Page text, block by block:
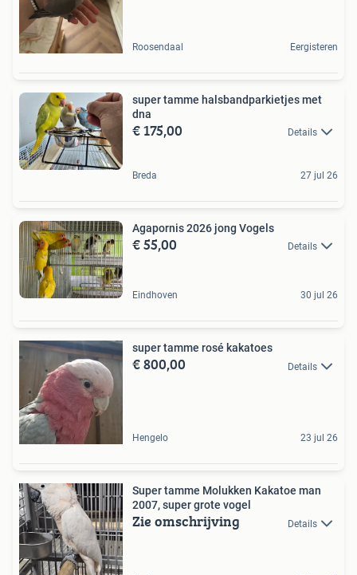
Roosendaal Eergisteren
super tamme halsbandparkietjes met
dna
€ 175,00 Details
Breda 27 jul 26
Agapornis 2026 jong Vogels
€ 55,00 Details
Eindhoven 30 jul 26
super tamme rosé kakatoes
€ 800,00 Details
Hengelo 23 jul 26
Super tamme Molukken Kakatoe man
2007, super grote vogel
Zie omschrijving Details